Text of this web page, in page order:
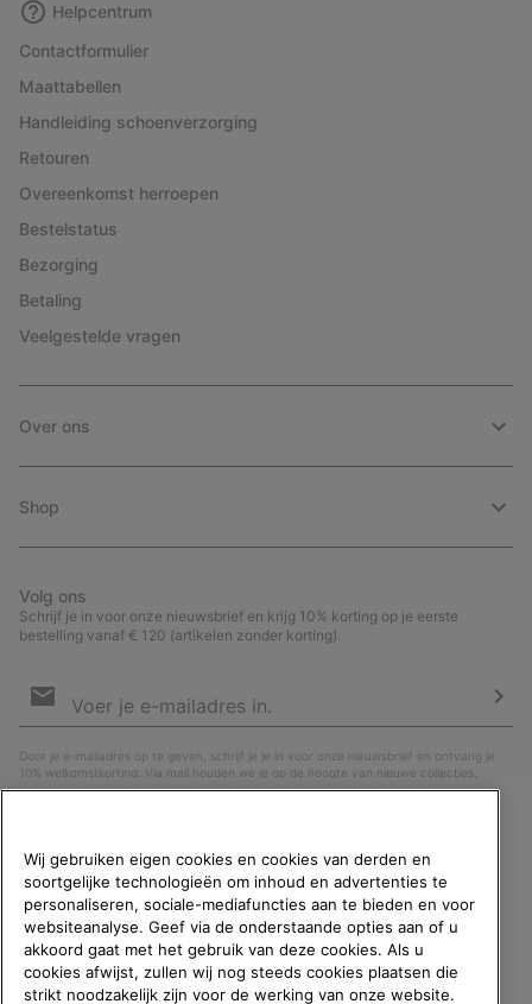
Helpcentrum
Contactformulier
Maattabellen
Handleiding schoenverzorging
Retouren
Overeenkomst herroepen
Bestelstatus
Bezorging
Betaling
Veelgestelde vragen
Over ons
Shop
Volg ons
Schrijf je in voor onze nieuwsbrief en krijg 10% korting op je eerste
bestelling vanaf € 120 (artikelen zonder korting).
voor
Door je e-mailadres op te geven, schrijf je je in voor onze nieuwsbrief en ontvang je
10% welkomstkorting. Via mail houden we je op de hoogte van nieuwe collecties,
aanbiedingen en evenementen. In onzePrivacyverklaringlees je hoe we je gegevens
WELKOM BIJ SOREL.
SELECTEER JE
VERZENDLOCATIE.
Online shoppen beschikbaar
Wij gebruiken eigen cookies en cookies van derden en
soortgelijke technologieën om inhoud en advertenties te
personaliseren, sociale-mediafuncties aan te bieden en voor
websiteanalyse. Geef via de onderstaande opties aan of u
akkoord gaat met het gebruik van deze cookies. Als u
cookies afwijst, zullen wij nog steeds cookies plaatsen die
strikt noodzakelijk zijn voor de werking van onze website.